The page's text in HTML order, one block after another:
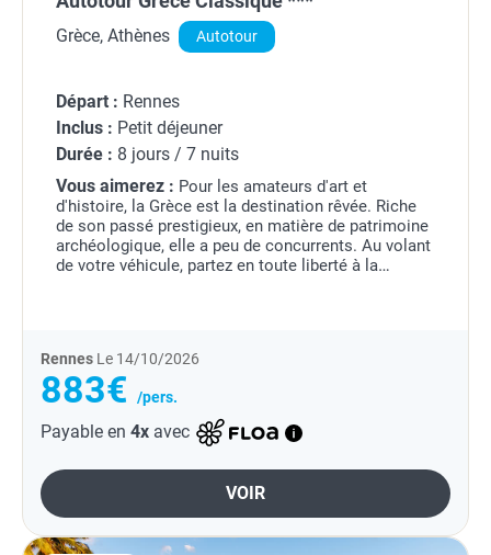
Grèce, Athènes Autotour
Départ : Rennes
Inclus : Petit déjeuner
Durée : 8 jours / 7 nuits
Vous aimerez : Pour les amateurs d'art et
d'histoire, la Grèce est la destination rêvée. Riche
de son passé prestigieux, en matière de patrimoine
archéologique, elle a peu de concurrents. Au volant
de votre véhicule, partez en toute liberté à la
Rennes Le 14/10/2026
883€ /pers.
Payable en 4x avec
VOIR